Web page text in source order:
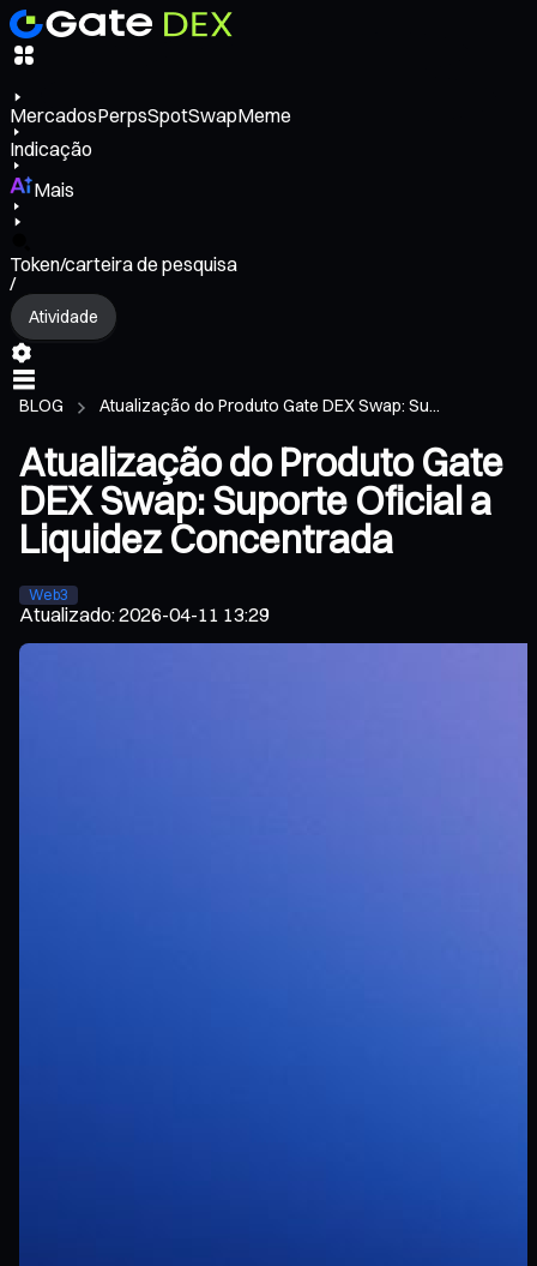
MercadosPerpsSpotSwapMeme
Indicação
Mais
Token/carteira de pesquisa
/
Atividade
BLOG Atualização do Produto Gate DEX Swap: Su...
Atualização do Produto Gate
DEX Swap: Suporte Oficial a
Liquidez Concentrada
Web3
Atualizado:2026-04-11 13:29